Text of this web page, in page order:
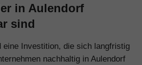
in Aulendorf
sind
eine Investition, die sich langfristig
nachhaltig in Aulendorf